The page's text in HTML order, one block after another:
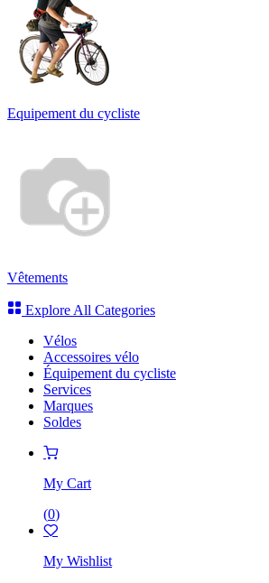
Equipement du cycliste
Vêtements
Explore All Categories
Vélos
Accessoires vélo
Équipement du cycliste
Services
Marques
Soldes
My Cart
(0)
My Wishlist